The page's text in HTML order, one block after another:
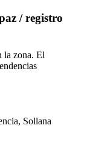
/ registro
la zona. El
Sollana